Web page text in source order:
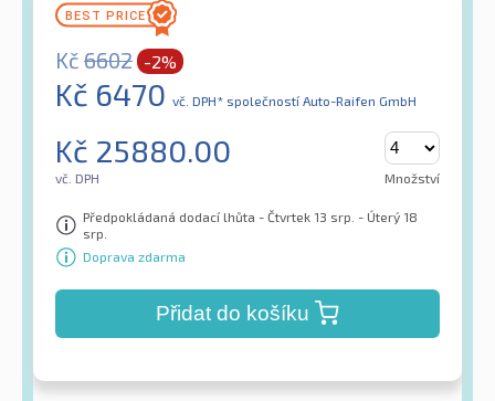
Kč 6602 -2%
Kč 6470 vč. DPH* společností Auto-Raifen GmbH
Kč 25880.00
vč. DPH Množství
Předpokládaná dodací lhůta - Čtvrtek 13 srp. - Úterý 18
srp.
Doprava zdarma
Přidat do košíku